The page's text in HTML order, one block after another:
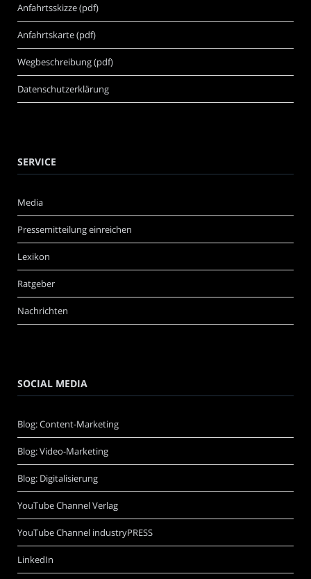
Anfahrtsskizze (pdf)
Anfahrtskarte (pdf)
Wegbeschreibung (pdf)
Datenschutzerklärung
SERVICE
Media
Pressemitteilung einreichen
Lexikon
Ratgeber
Nachrichten
SOCIAL MEDIA
Blog: Content-Marketing
Blog: Video-Marketing
Blog: Digitalisierung
YouTube Channel Verlag
YouTube Channel industryPRESS
LinkedIn